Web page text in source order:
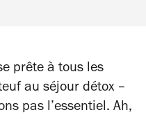
prête à tous les
au séjour détox –
pas l’essentiel. Ah,